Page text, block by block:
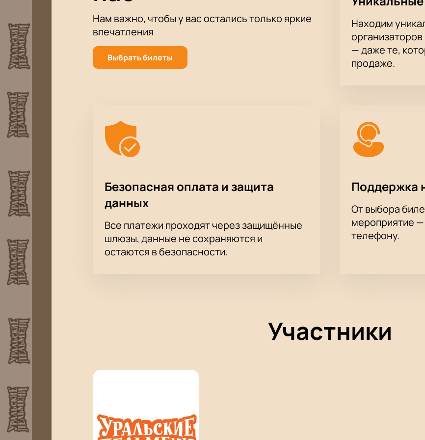
в первые ряды, VIP-ложах и предложениях для компаний.
Онлайн-бронирование через сайт
Безопасная оплата
Актуальная стоимость билетов на выбранные места
Есть предложения для компаний
Нам важно, чтобы у вас остались только яркие
впечатления
Выбрать билеты
Находим
— даже те,
продаже.
Безопасная оплата и защита
данных
Все платежи проходят через защищённые
шлюзы, данные не сохраняются и
остаются в безопасности.
Поддержка
От выбора
мероприятие
телефону.
Участники